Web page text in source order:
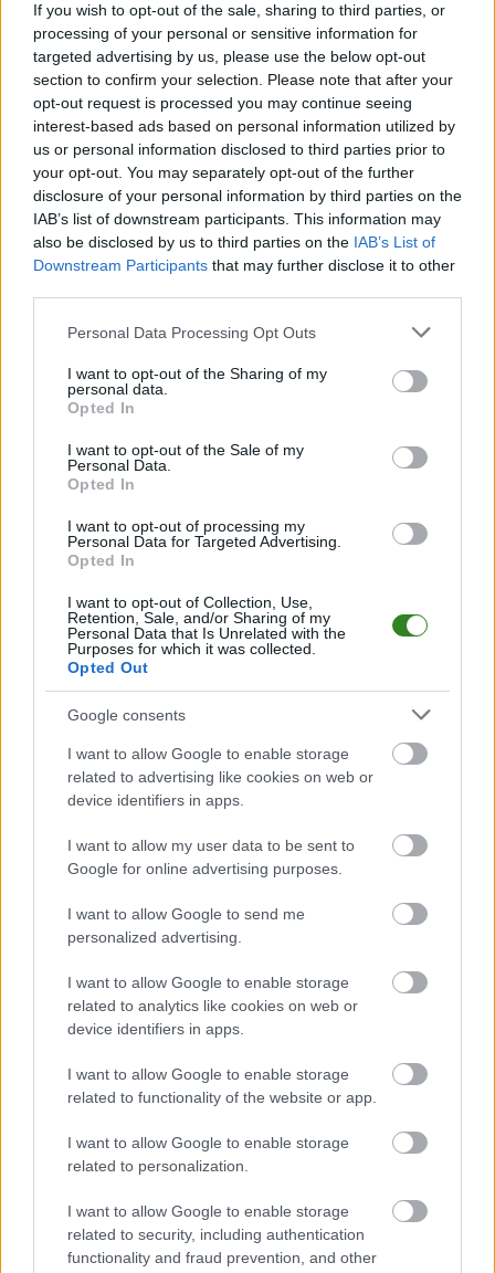
If you wish to opt-out of the sale, sharing to third parties, or
processing of your personal or sensitive information for
targeted advertising by us, please use the below opt-out
section to confirm your selection. Please note that after your
opt-out request is processed you may continue seeing
interest-based ads based on personal information utilized by
us or personal information disclosed to third parties prior to
your opt-out. You may separately opt-out of the further
disclosure of your personal information by third parties on the
IAB’s list of downstream participants. This information may
also be disclosed by us to third parties on the IAB’s List of
Downstream Participants that may further disclose it to other
Please note that this website/app uses one or more Google
not limited to your visit or usage behaviour. You may click to
grant or deny consent to Google and its third-party tags to
use your data for below specified purposes in below Google
consent section.
Personal Data Processing Opt Outs
I want to opt-out of the Sharing of my
personal data.
Opted In
I want to opt-out of the Sale of my
Personal Data.
Opted In
I want to opt-out of processing my
Personal Data for Targeted Advertising.
Opted In
I want to opt-out of Collection, Use,
Retention, Sale, and/or Sharing of my
Personal Data that Is Unrelated with the
Purposes for which it was collected.
Opted Out
Google consents
I want to allow Google to enable storage
related to advertising like cookies on web or
device identifiers in apps.
I want to allow my user data to be sent to
Google for online advertising purposes.
I want to allow Google to send me
personalized advertising.
I want to allow Google to enable storage
related to analytics like cookies on web or
device identifiers in apps.
I want to allow Google to enable storage
related to functionality of the website or app.
I want to allow Google to enable storage
related to personalization.
I want to allow Google to enable storage
related to security, including authentication
functionality and fraud prevention, and other
TransferAlicji Grabkijest ważnym wydarzeniem dla
rzeszowskiego klubu. Pokazuje to, że mimo sporych zmian (w
kadrze zabraknie aż... 9 siatkarek z poprzednich rozgrywek), na
Podpromiu myślą o odzyskaniu tytułu najlepszej drużyny w
TAURON Lidze. Pomóc ma w tym reprezentantka Polski, która
zastąpi... inną reprezentantkę "Biało-czerwonych".
Więcej o lidze:TauronLiga Kobiet
CZYTAJ TAKŻE
2026-06-06 23:29
zagra w
DevelopResie
Rzeszów. To
mistrzyni Portugalii
DevelopRes Rzeszów
ma nową środkową!
Ukrainy
2026-04-29 22:50
Rysice nie obroniły
tytułu! PGE
Budowlani Łódź ze
złotem TAURON Ligi
KOMENTARZE
Uwaga!
Teraz komentarze są domyślnie ukryte, aby poprawić
„Zobacz komentarze”, aby je wyświetlić i dołączyć do
dyskusji.
Zobacz komentarze
NASTĘPNY ARTYKUŁ
2026-06-02 23:26
Krystian Wachowiak nie będzie dłużej
Asseco Resovia| Developres Rzeszów |ITA TOOLS Stal Mielec
Cellfast Wilki Krosno| Texom Stal Rzeszów|Stal Mielec
Motor Lublin|Stal Rzeszów| Stal Stalowa Wola|Wisła Kraków